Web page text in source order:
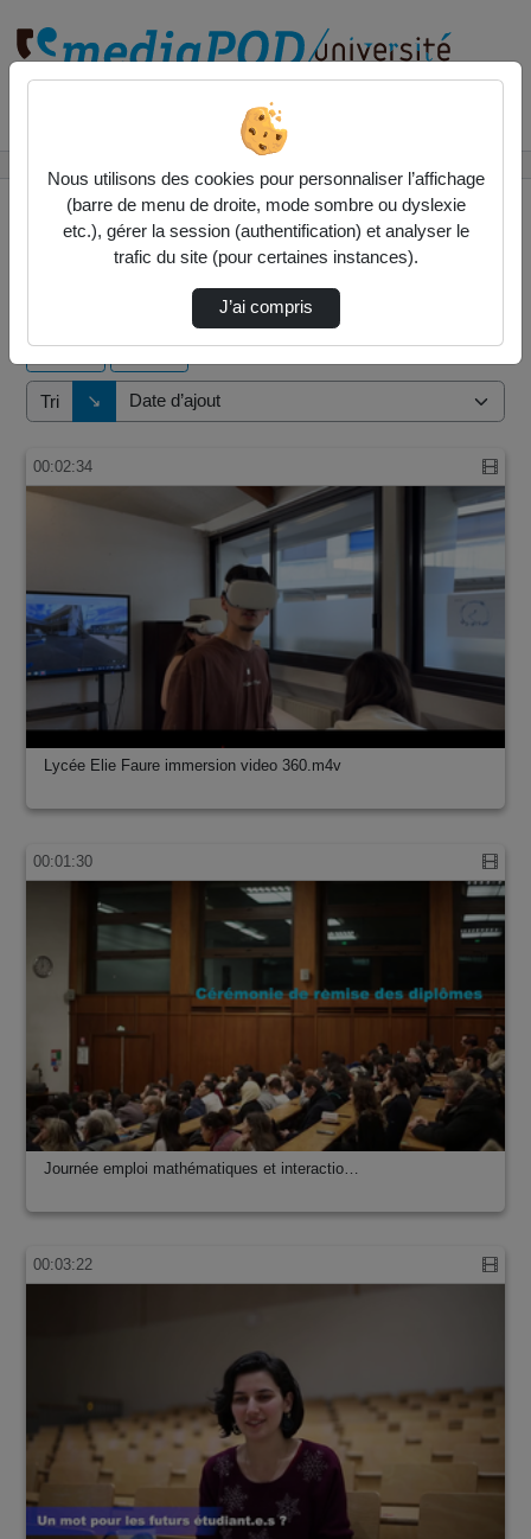
35 vidéos trouvées
Tri ↘
Direction de tri
00:02:34
Lycée Elie Faure immersion video 360.m4v
00:01:30
Journée emploi mathématiques et interactio…
00:03:22
Nous utilisons des cookies pour personnaliser l’affichage
(barre de menu de droite, mode sombre ou dyslexie
etc.), gérer la session (authentification) et analyser le
trafic du site (pour certaines instances).
J’ai compris